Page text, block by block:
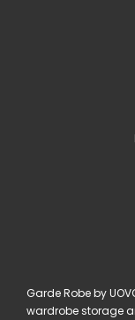
Garde Robe by
wardrobe storage